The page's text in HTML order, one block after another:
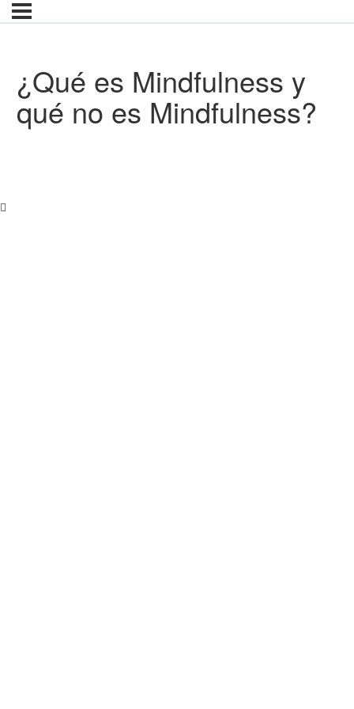
¿Qué es Mindfulness y
qué no es Mindfulness?